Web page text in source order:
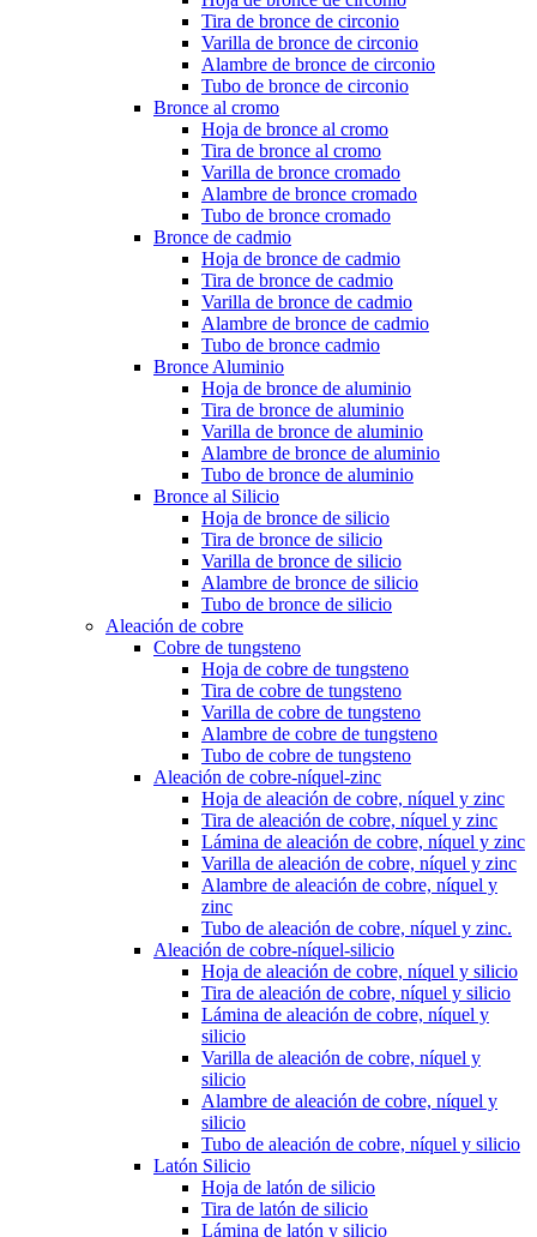
Tira de bronce de circonio
Varilla de bronce de circonio
Alambre de bronce de circonio
Tubo de bronce de circonio
Bronce al cromo
Hoja de bronce al cromo
Tira de bronce al cromo
Varilla de bronce cromado
Alambre de bronce cromado
Tubo de bronce cromado
Bronce de cadmio
Hoja de bronce de cadmio
Tira de bronce de cadmio
Varilla de bronce de cadmio
Alambre de bronce de cadmio
Tubo de bronce cadmio
Bronce Aluminio
Hoja de bronce de aluminio
Tira de bronce de aluminio
Varilla de bronce de aluminio
Alambre de bronce de aluminio
Tubo de bronce de aluminio
Bronce al Silicio
Hoja de bronce de silicio
Tira de bronce de silicio
Varilla de bronce de silicio
Alambre de bronce de silicio
Tubo de bronce de silicio
Aleación de cobre
Cobre de tungsteno
Hoja de cobre de tungsteno
Tira de cobre de tungsteno
Varilla de cobre de tungsteno
Alambre de cobre de tungsteno
Tubo de cobre de tungsteno
Aleación de cobre-níquel-zinc
Hoja de aleación de cobre, níquel y zinc
Tira de aleación de cobre, níquel y zinc
Lámina de aleación de cobre, níquel y zinc
Varilla de aleación de cobre, níquel y zinc
Alambre de aleación de cobre, níquel y
zinc
Tubo de aleación de cobre, níquel y zinc.
Aleación de cobre-níquel-silicio
Hoja de aleación de cobre, níquel y silicio
Tira de aleación de cobre, níquel y silicio
Lámina de aleación de cobre, níquel y
silicio
Varilla de aleación de cobre, níquel y
silicio
Alambre de aleación de cobre, níquel y
silicio
Tubo de aleación de cobre, níquel y silicio
Latón Silicio
Hoja de latón de silicio
Tira de latón de silicio
Lámina de latón y silicio